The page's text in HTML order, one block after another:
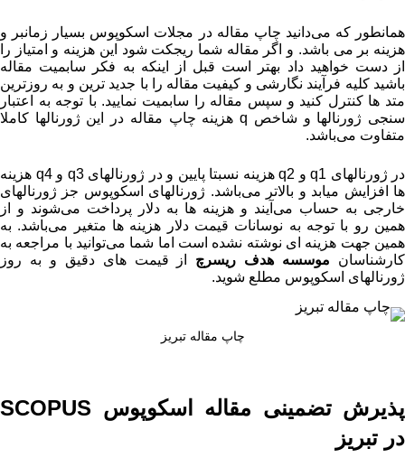
همانطور که می‌دانید چاپ مقاله در مجلات اسکوپوس بسیار زمانبر و
هزینه بر می‌‍ باشد. و اگر مقاله شما ریجکت شود این هزینه و امتیاز را
از دست خواهید داد بهتر است قبل از اینکه به فکر سابمیت مقاله
باشید کلیه فرآیند نگارشی و کیفیت مقاله را با جدید ترین و به روزترین
متد ها کنترل کنید و سپس مقاله را سابمیت نمایید. با توجه به اعتبار
سنجی ژورنالها و شاخص q هزینه چاپ مقاله در این ژورنالها کاملا
متفاوت می‌باشد.
در ژورنالهای q1 و q2 هزینه نسبتا پایین و در ژورنالهای q3 و q4 هزینه
ها افزایش میابد و بالاتر می‌باشد. ژورنالهای اسکوپوس جز ژورنالهای
خارجی به حساب می‌‌آیند و هزینه ها به دلار پرداخت می‌شوند و از
همین رو با توجه به نوسانات قیمت دلار هزینه ها متغیر می‌باشد. به
همین جهت هزینه ای نوشته نشده است اما شما می‌توانید با مراجعه به
کارشناسان موسسه هدف ریسرچ از قیمت های دقیق و به روز
ژورنالهای اسکوپوس مطلع شوید.
چاپ مقاله تبریز
پذيرش تضمينی مقاله اسکوپوس SCOPUS
در تبریز